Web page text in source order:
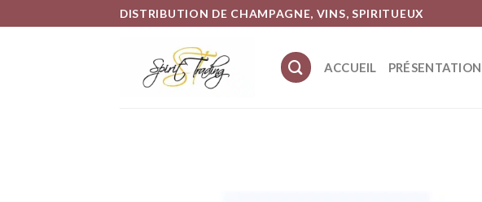
DISTRIBUTION DE CHAMPAGNE, VINS, SPIRITUEUX
ACCUEIL PRÉSENTATION